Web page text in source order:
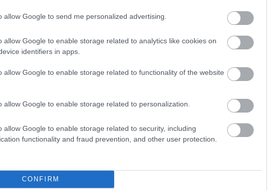
allow Google to send me personalized advertising.
allow Google to enable storage related to analytics like cookies on
identifiers in apps.
allow Google to enable storage related to functionality of the website
allow Google to enable storage related to personalization.
allow Google to enable storage related to security, including
functionality and fraud prevention, and other user protection.
CONFIRM
Αγγλικών σε μόνο 2 ημέρες στα χέρια σας
η πιο Εύκολη Πιστοποίηση Υπολογιστών σε 2